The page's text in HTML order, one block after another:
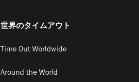
世界のタイムアウト
Time Out Worldwide
Around the World